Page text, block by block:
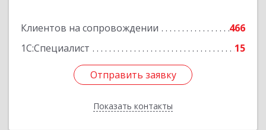
Клиентов на сопровождении
466
1С:Специалист
15
Отправить заявку
Показать контакты
Подробнее
Отправить заявку
Назад